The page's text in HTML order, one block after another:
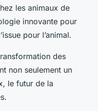
les animaux de
innovante pour
pour l’animal.
des
non seulement un
le futur de la